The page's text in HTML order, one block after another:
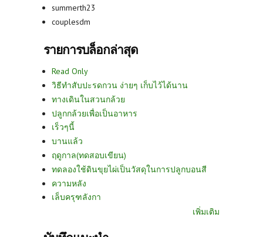
summerth23
couplesdm
รายการบล็อกล่าสุด
Read Only
วิธีทำสับปะรดกวน ง่ายๆ เก็บไว้ได้นาน
ทางเดินในสวนกล้วย
ปลูกกล้วยเพื่อเป็นอาหาร
เร็วๆนี้
บานแล้ว
ฤดูกาล(ทดสอบเขียน)
ทดลองใช้ดินขุยไผ่เป็นวัสดุในการปลูกบอนสี
ความหลัง
เล็บครุฑลังกา
เพิ่มเติม